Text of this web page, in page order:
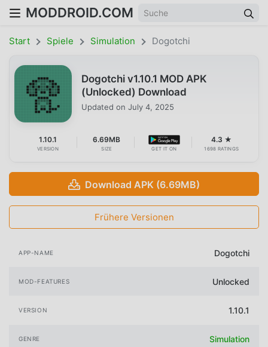
MODDROID.COM
Start Spiele Simulation Dogotchi
Dogotchi v1.10.1 MOD APK
(Unlocked) Download
Updated on July 4, 2025
1.10.1
VERSION
6.69MB
SIZE GET IT ON
4.3 ★
1698 RATINGS
Download APK (6.69MB)
Frühere Versionen
APP-NAME Dogotchi
MOD-FEATURES Unlocked
VERSION 1.10.1
GENRE Simulation